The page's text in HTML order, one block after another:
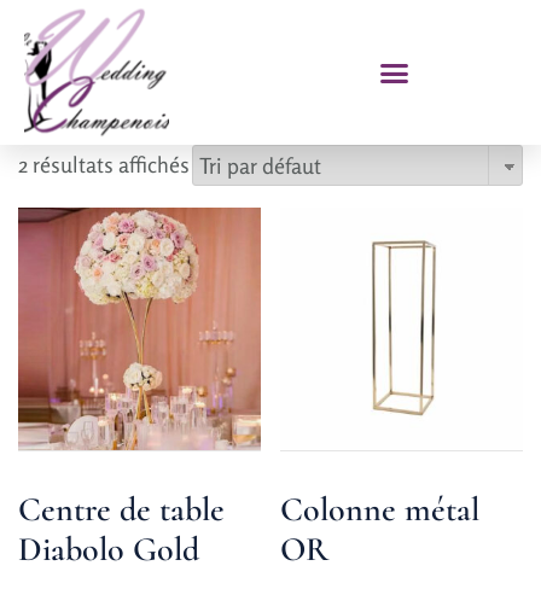
2 résultats affichés
Centre de table
Diabolo Gold
Colonne métal
OR